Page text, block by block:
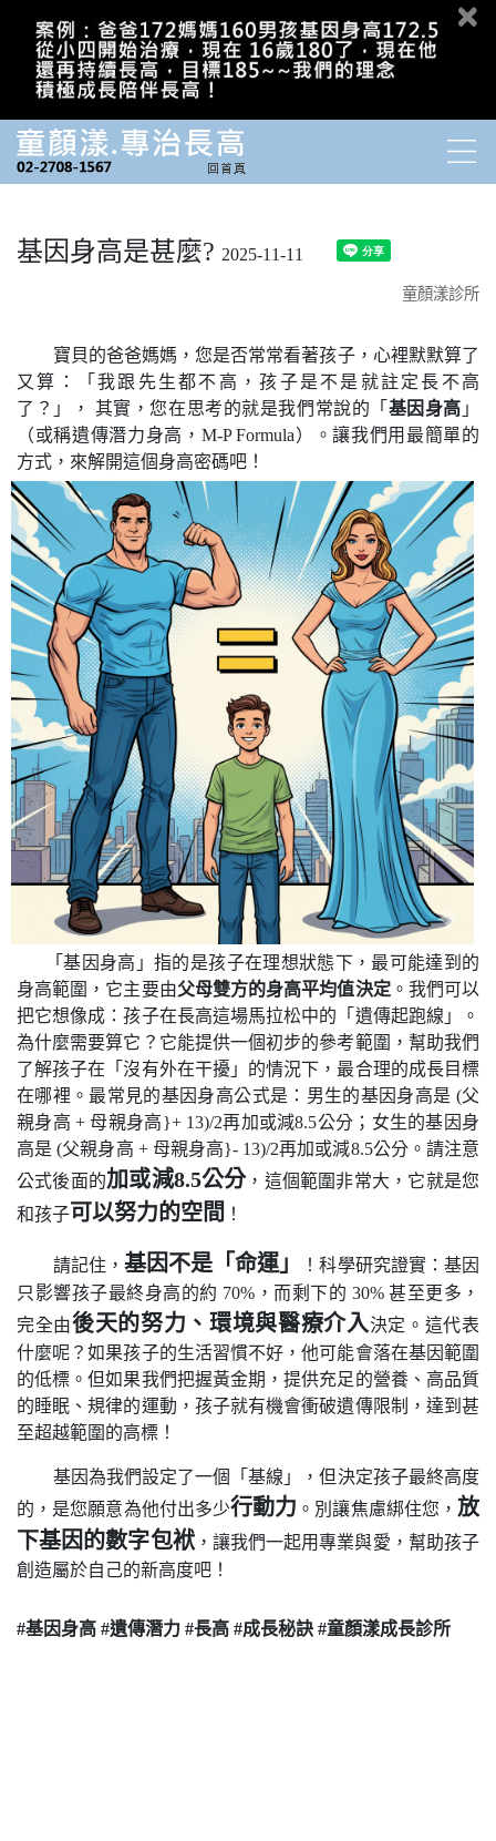
基因身高是甚麼? 2025-11-11
童顏漾診所
寶貝的爸爸媽媽，您是否常常看著孩子，心裡默默算了
又算：「我跟先生都不高，孩子是不是就註定長不高
了？」， 其實，您在思考的就是我們常說的「 基因身高 」
（或稱遺傳潛力身高，M-P Formula）。讓我們用最簡單的
方式，來解開這個身高密碼吧！
「基因身高」指的是孩子在理想狀態下，最可能達到的
身高範圍，它主要由父母雙方的身高平均值決定。我們可以
把它想像成：孩子在長高這場馬拉松中的「遺傳起跑線」。
為什麼需要算它？它能提供一個初步的參考範圍，幫助我們
了解孩子在「沒有外在干擾」的情況下，最合理的成長目標
在哪裡。最常見的基因身高公式是：男生的基因身高是 (父
親身高 + 母親身高}+ 13)/2再加或減8.5公分；女生的基因身
高是 (父親身高 + 母親身高}- 13)/2再加或減8.5公分。請注意
公式後面的加或減8.5公分，這個範圍非常大，它就是您
和孩子可以努力的空間 ！
請記住， 基因不是「命運」
！科學研究證實：基因
只影響孩子最終身高的約 70%，而剩下的 30% 甚至更多，
完全由後天的努力 、環境與醫療介入決定。這代表
什麼呢？如果孩子的生活習慣不好，他可能會落在基因範圍
的低標。但如果我們把握黃金期，提供充足的營養、高品質
的睡眠、規律的運動，孩子就有機會衝破遺傳限制，達到甚
至超越範圍的高標！
基因為我們設定了一個「基線」，但決定孩子最終高度
的，是您願意為他付出多少行動力 。別讓焦慮綁住您， 放
下基因的數字包袱，讓我們一起用專業與愛，幫助孩子
創造屬於自己的新高度吧！
#基因身高 #遺傳潛力 #長高 #成長秘訣 #童顏漾成長診所